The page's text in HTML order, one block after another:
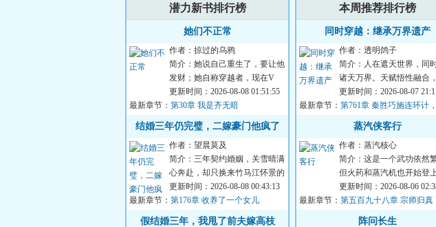
潜力新书排行榜
她们不正常
作者：掠过的乌鸦
简介：她说自己重生了，要让他
发财；她自称穿越者，现在V
她，等她回去，让他成神；
她……什...
更新时间：2026-08-08 01:51:55
最新章节： 第30章 我是齐无暗
结婚三年仍完璧，二嫁豪门他疯了
作者：望晨莫及
简介：三年契约婚姻，关雪晴满
心奔赴，却只换来竹马江怀景的
冷漠与偏爱。他眼里永远只有柔
弱...
更新时间：2026-08-08 00:43:13
最新章节： 第176章 收养了一个女儿
假结婚三年，我甩了前夫嫁高枝
本周推荐排行榜
同时穿越：继承万界遗产
作者：透明鸽子
简介：人在遮天世界，同
诸天万界。天赋悟性融合
无限叠加。五倍同级战力，
我只是凡体而已...
更新时间：2026-08-07
最新章节： 第761章 秦胜巧施连环计
蒸汽侠客行
作者：蒸汽核心
简介：这是一个武功依然
但火药和蒸汽机也开始登
的世界。钢铁、火药和内功
同台竞技，战舰...
更新时间：2026-08-06
最新章节： 第五百九十八章 宗师归真
阵问长生